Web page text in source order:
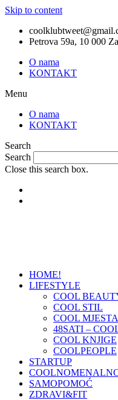
Skip to content
Petrova 59a, 10 000
O nama
KONTAKT
Menu
O nama
KONTAKT
Search
Search
Close this search box.
HOME!
LIFESTYLE
COOL
COOL STIL
COOL MJESTA
48SATI –
COOL KNJIGE
COOLPEOPLE
STARTUP
SAMOPOMOĆ
ZDRAVI&FIT